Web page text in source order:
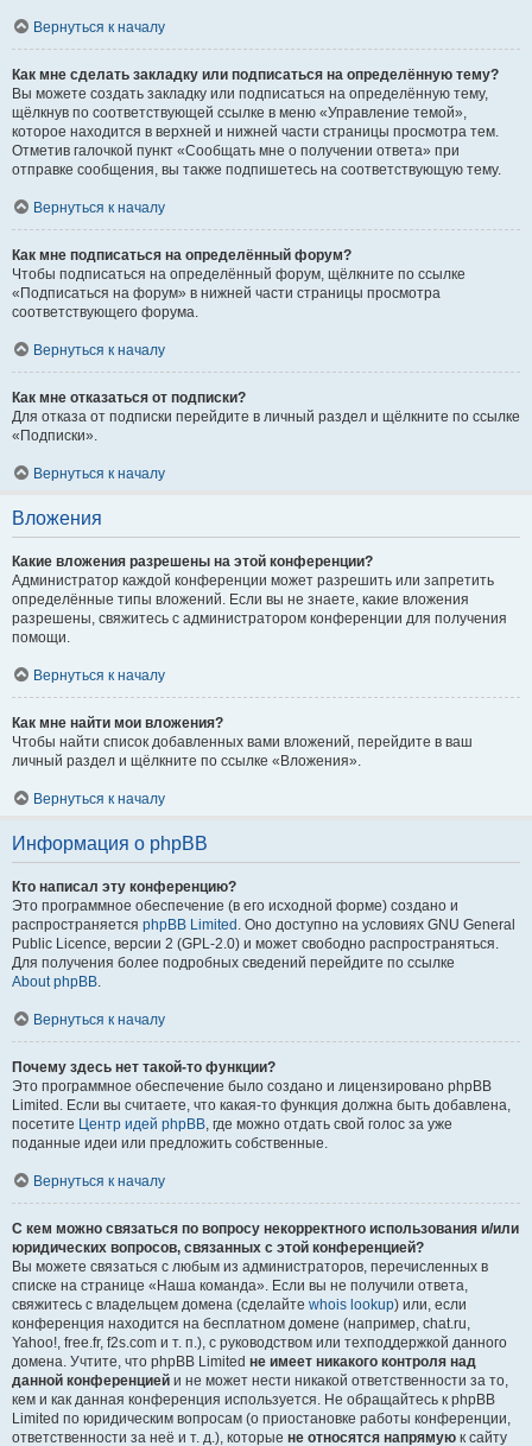
Вернуться к началу
Как мне сделать закладку или подписаться на определённую тему?
Вы можете создать закладку или подписаться на определённую тему,
щёлкнув по соответствующей ссылке в меню «Управление темой»,
которое находится в верхней и нижней части страницы просмотра тем.
Отметив галочкой пункт «Сообщать мне о получении ответа» при
отправке сообщения, вы также подпишетесь на соответствующую тему.
Вернуться к началу
Как мне подписаться на определённый форум?
Чтобы подписаться на определённый форум, щёлкните по ссылке
«Подписаться на форум» в нижней части страницы просмотра
соответствующего форума.
Вернуться к началу
Как мне отказаться от подписки?
Для отказа от подписки перейдите в личный раздел и щёлкните по ссылке
«Подписки».
Вернуться к началу
Вложения
Какие вложения разрешены на этой конференции?
Администратор каждой конференции может разрешить или запретить
определённые типы вложений. Если вы не знаете, какие вложения
разрешены, свяжитесь с администратором конференции для получения
помощи.
Вернуться к началу
Как мне найти мои вложения?
Чтобы найти список добавленных вами вложений, перейдите в ваш
личный раздел и щёлкните по ссылке «Вложения».
Вернуться к началу
Информация о phpBB
Кто написал эту конференцию?
Это программное обеспечение (в его исходной форме) создано и
распространяется phpBB Limited . Оно доступно на условиях GNU General
Public Licence, версии 2 (GPL-2.0) и может свободно распространяться.
Для получения более подробных сведений перейдите по ссылке
About phpBB.
Вернуться к началу
Почему здесь нет такой-то функции?
Это программное обеспечение было создано и лицензировано phpBB
Limited. Если вы считаете, что какая-то функция должна быть добавлена,
посетите Центр идей phpBB, где можно отдать свой голос за уже
поданные идеи или предложить собственные.
Вернуться к началу
С кем можно связаться по вопросу некорректного использования и/или
юридических вопросов, связанных с этой конференцией?
Вы можете связаться с любым из администраторов, перечисленных в
списке на странице «Наша команда». Если вы не получили ответа,
свяжитесь с владельцем домена (сделайте whois lookup) или, если
конференция находится на бесплатном домене (например, chat.ru,
Yahoo!, free.fr, f2s.com и т. п.), с руководством или техподдержкой данного
домена. Учтите, что phpBB Limited не имеет никакого контроля над
данной конференцией и не может нести никакой ответственности за то,
кем и как данная конференция используется. Не обращайтесь к phpBB
Limited по юридическим вопросам (о приостановке работы конференции,
ответственности за неё и т. д.), которые не относятся напрямую к сайту